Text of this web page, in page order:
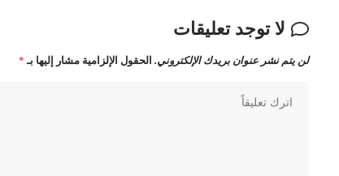
لا توجد تعليقات
لن يتم نشر عنوان بريدك الإلكتروني. الحقول الإلزامية مشار إليها بـ *